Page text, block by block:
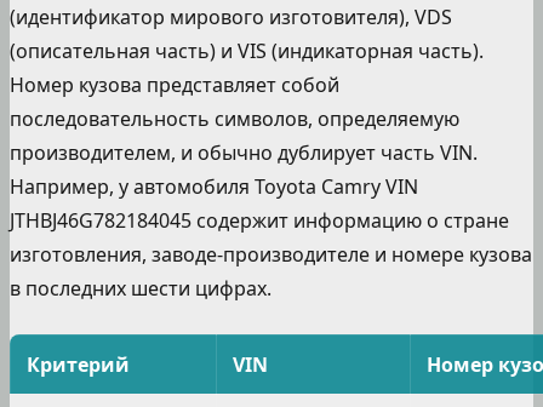
(идентификатор мирового изготовителя), VDS
(описательная часть) и VIS (индикаторная часть).
Номер кузова представляет собой
последовательность символов, определяемую
производителем, и обычно дублирует часть VIN.
Например, у автомобиля Toyota Camry VIN
JTHBJ46G782184045 содержит информацию о стране
изготовления, заводе-производителе и номере кузова
в последних шести цифрах.
Критерий VIN Номер